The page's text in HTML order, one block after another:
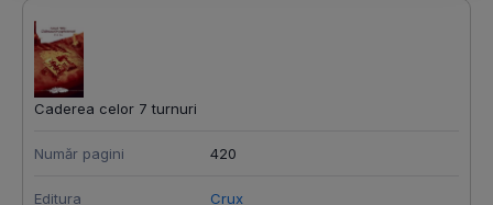
Caderea celor 7 turnuri
Număr pagini 420
Editura Crux